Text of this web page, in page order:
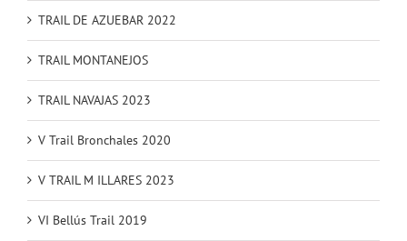
TRAIL DE AZUEBAR 2022
TRAIL MONTANEJOS
TRAIL NAVAJAS 2023
V Trail Bronchales 2020
V TRAIL M ILLARES 2023
VI Bellús Trail 2019